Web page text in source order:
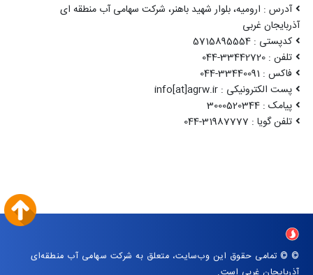
آدرس : ارومیه، بلوار شهید باهنر، شرکت سهامی آب منطقه ای
آذربایجان غربی
کدپستی : 5715895554
تلفن : 33442720-044
فاکس : 33440091-044
پست الکترونیکی : info[at]agrw.ir
پیامک : 3000520344
تلفن گویا : 31987777-044
© © تمامی حقوق این وب‌سایت، متعلق به شرکت سهامی آب منطقه‌ای